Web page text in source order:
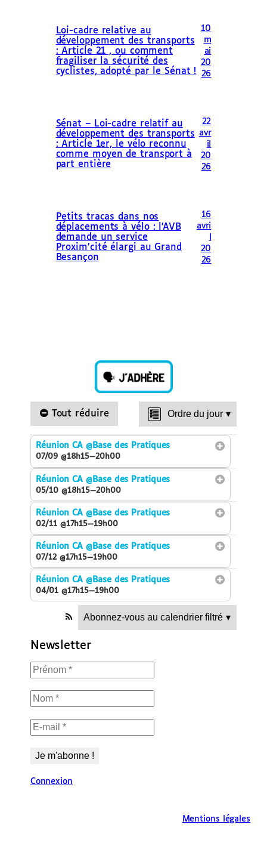
Loi-cadre relative au
développement des transports
: Article 21 , ou comment
fragiliser la sécurité des
cyclistes, adopté par le Sénat !
10
m
ai
20
26
Sénat – Loi-cadre relatif au
développement des transports
: Article 1er, le vélo reconnu
comme moyen de transport à
part entière
22
avr
il
20
26
Petits tracas dans nos
déplacements à vélo : l’AVB
demande un service
Proxim’cité élargi au Grand
Besançon
16
avri
20
26
Tout réduire Ordre du jour ▾
Réunion CA@Base des Pratiques
07/09 @18h15—20h00
Réunion CA@Base des Pratiques
05/10 @18h15—20h00
Réunion CA@Base des Pratiques
02/11 @17h15—19h00
Réunion CA@Base des Pratiques
07/12 @17h15—19h00
Réunion CA@Base des Pratiques
04/01 @17h15—19h00
Abonnez-vous au calendrier filtré ▾
Newsletter
Connexion
Mentions légales